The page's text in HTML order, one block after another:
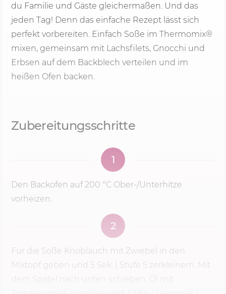
du Familie und Gäste gleichermaßen. Und das
jeden Tag! Denn das einfache Rezept lässt sich
perfekt vorbereiten. Einfach Soße im Thermomix®
mixen, gemeinsam mit Lachsfilets, Gnocchi und
Erbsen auf dem Backblech verteilen und im
heißen Ofen backen.
Zubereitungsschritte
1
Den Backofen auf200 °C Ober-/Unterhitze
vorheizen.
2
Für die Soße Knoblauch mit Zwiebel in den
Mixtopf geben und 5 Sek. Stufe 5 zerkleinern. Mit
dem Spatel nach unten schieben. Öl mit